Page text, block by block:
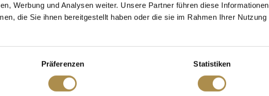
Werbung und Analysen weiter. Unsere Partner führen diese Informationen
die Sie ihnen bereitgestellt haben oder die sie im Rahmen Ihrer Nutzung
Präferenzen Statistiken